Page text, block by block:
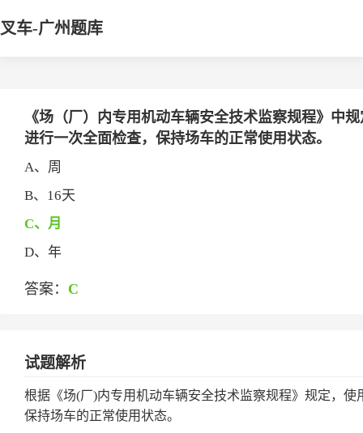
叉车-广州题库
《场（厂）内专用机动车辆安全技术监察规程》中
进行一次全面检查，保持场车的正常使用状态。
A、周
B、16天
C、月
D、年
答案： C
试题解析
根据《场(厂)内专用机动车辆安全技术监察规程》规定，
保持场车的正常使用状态。